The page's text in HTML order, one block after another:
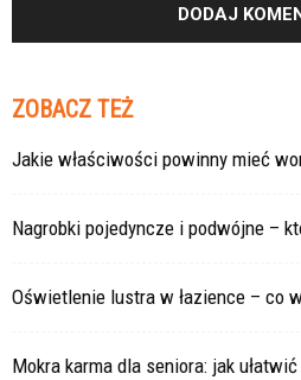
ZOBACZ TEŻ
Jakie właściwości powinny mieć
Nagrobki pojedyncze i podwójne –
Oświetlenie lustra w łazience – co
Mokra karma dla seniora: jak